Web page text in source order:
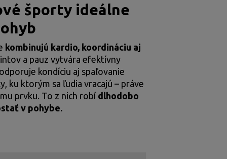
športy ideálne
kombinujú kardio, koordináciu aj
a pauz vytvára efektívny
kondíciu aj spaľovanie
ku ktorým sa ľudia vracajú – práve
prvku. To z nich robí dlhodobo
v pohybe.